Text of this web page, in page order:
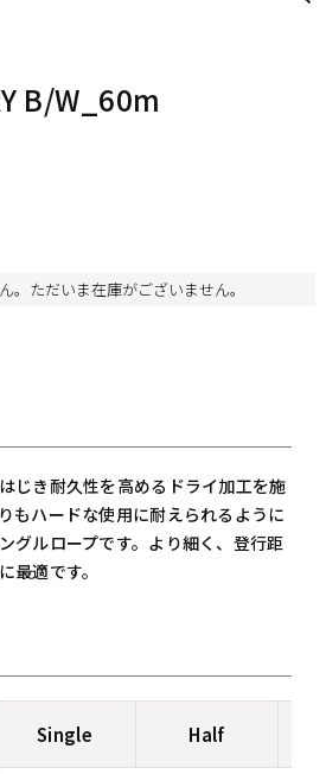
B/W_60m
。ただいま在庫がございません。
じき耐久性を高めるドライ加工を施
もハードな使用に耐えられるように
グルロープです。より細く、登行距
最適です。
Single Half